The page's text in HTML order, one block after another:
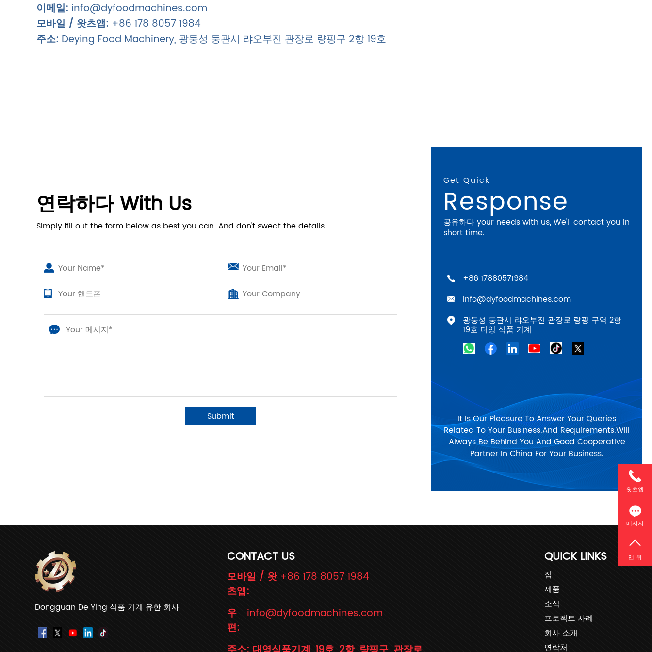
이메일: info@dyfoodmachines.com
모바일 / 왓츠앱: +86 178 8057 1984
주소: Deying Food Machinery, 광둥성 둥관시 랴오부진 관장로 량핑구 2항 19호
연락하다 With Us
Simply fill out the form below as best you can. And don't sweat the details
Get Quick
Response
공유하다 your needs with us, We'll contact you in
short time.
‪+86 17880571984
info@dyfoodmachines.com
광둥성 둥관시 랴오부진 관장로 량핑 구역 2항
19호 더잉 식품 기계
It Is Our Pleasure To Answer Your Queries
Related To Your Business.And Requirements.Will
Always Be Behind You And Good Cooperative
Partner In China For Your Business.
Dongguan De Ying 식품 기계 유한 회사
CONTACT US
모바일 / 왓
츠앱:
+86 178 8057 1984
우
편:
info@dyfoodmachines.com
QUICK LINKS
집
제품
소식
프로젝트 사례
회사 소개
연락처
왓츠앱
메시지
맨 위